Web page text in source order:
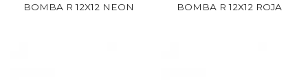
BOMBA R 12X12 NEON BOMBA R 12X12 ROJA